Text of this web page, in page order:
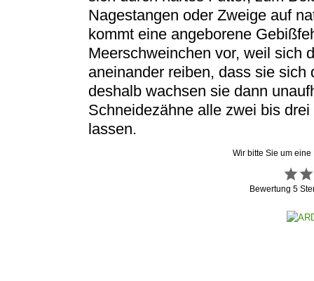
Nagestangen oder Zweige auf
kommt eine angeborene
Meerschweinchen vor, weil sich
aneinander reiben, dass sie
deshalb wachsen sie dann
Schneidezähne alle zwei bis
lassen.
Wir bitte Sie um
Bewertung5